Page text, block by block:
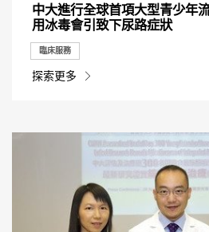
中大進行全球首項大型青少年
用冰毒會引致下尿路症狀
臨床服務
探索更多